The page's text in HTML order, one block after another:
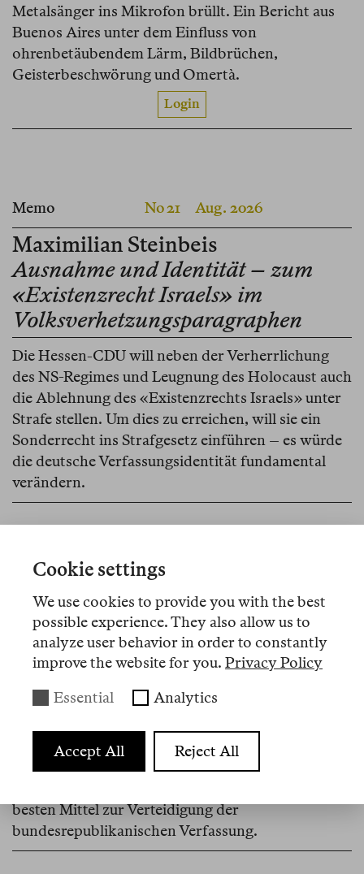
Metalsänger ins Mikrofon brüllt. Ein Bericht aus
Buenos Aires unter dem Einfluss von
ohrenbetäubendem Lärm, Bildbrüchen,
Geisterbeschwörung und Omertà.
Login
Memo No 21 Aug. 2026
Maximilian Steinbeis
Ausnahme und Identität – zum
«Existenzrecht Israels» im
Volksverhetzungsparagraphen
Die Hessen-CDU will neben der Verherrlichung
des NS-Regimes und Leugnung des Holocaust auch
die Ablehnung des «Existenzrechts Israels» unter
Strafe stellen. Um dies zu erreichen, will sie ein
Sonderrecht ins Strafgesetz einführen – es würde
die deutsche Verfassungsidentität fundamental
verändern.
Memo No 21
Anne Gräfe,Ralf Michaels
Warum eine gewaltfreie Blockade
des AfD-Parteitags richtig ist
Wer Antifaschist:innen mehr fürchtet als
der grenzenlosen Toleranz für ihre Gegner.
Solange es kein Verbotsverfahren gegen die AfD
besten Mittel zur Verteidigung der
bundesrepublikanischen Verfassung.
Cookie settings
We use cookies to provide you with the best
possible experience. They also allow us to
analyze user behavior in order to constantly
improve the website for you. Privacy Policy
Essential Analytics
Accept All Reject All